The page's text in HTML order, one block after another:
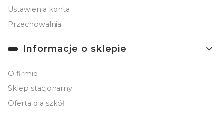
Ustawienia konta
Przechowalnia
Informacje o sklepie
O firmie
Sklep stacjonarny
Oferta dla szkół